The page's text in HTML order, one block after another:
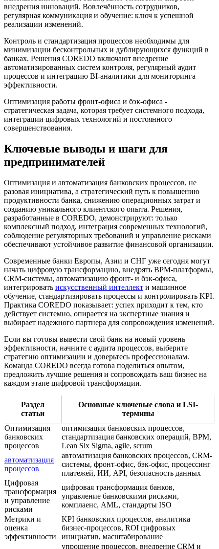
внедрения инноваций. Вовлечённость сотрудников,
регулярная коммуникация и обучение: ключ к успешной
реализации изменений.
Контроль и стандартизация процессов необходимы для
минимизации бесконтрольных и дублирующихся функций в
банках. Решения COREDO включают внедрение
автоматизированных систем контроля, регулярный аудит
процессов и интеграцию BI-аналитики для мониторинга
эффективности.
Оптимизация работы фронт-офиса и бэк-офиса -
стратегическая задача, которая требует системного подхода,
интеграции цифровых технологий и постоянного
совершенствования.
Ключевые выводы и шаги для
предпринимателей
Оптимизация и автоматизация банковских процессов, не
разовая инициатива, а стратегический путь к повышению
продуктивности банка, снижению операционных затрат и
созданию уникального клиентского опыта. Решения,
разработанные в COREDO, демонстрируют: только
комплексный подход, интеграция современных технологий,
соблюдение регуляторных требований и управление рисками
обеспечивают устойчивое развитие финансовой организации.
Современные банки Европы, Азии и СНГ уже сегодня могут
начать цифровую трансформацию, внедрять BPM-платформы,
CRM-системы, автоматизацию фронт- и бэк-офиса,
интегрировать искусственный интеллект и машинное
обучение, стандартизировать процессы и контролировать KPI.
Практика COREDO показывает: успех приходит к тем, кто
действует системно, опирается на экспертные знания и
выбирает надежного партнера для сопровождения изменений.
Если вы готовы вывести свой банк на новый уровень
эффективности, начните с аудита процессов, выберите
стратегию оптимизации и доверьтесь профессионалам.
Команда COREDO всегда готова поделиться опытом,
предложить лучшие решения и сопровождать ваш бизнес на
каждом этапе цифровой трансформации.
Раздел
статьи
Основные ключевые слова и LSI-
термины
Оптимизация
банковских
процессов
оптимизация банковских процессов,
стандартизация банковских операций, BPM,
Lean Six Sigma, agile, scrum
автоматизация
процессов
автоматизация банковских процессов, CRM-
системы, фронт-офис, бэк-офис, процессинг
платежей, ИИ, API, безопасность данных
Цифровая
трансформация
и управление
рисками
цифровая трансформация банков,
управление банковскими рисками,
комплаенс, AML, стандарты ISO
Метрики и
оценка
эффективности
KPI банковских процессов, аналитика
бизнес-процессов, ROI цифровых
инициатив, масштабирование
упрощение процессов, внедрение CRM и